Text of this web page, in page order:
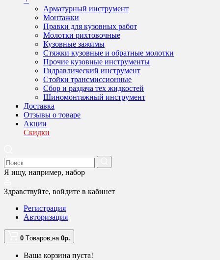
Арматурный инструмент
Монтажки
Правки для кузовных работ
Молотки рихтовочные
Кузовные зажимы
Стяжки кузовные и обратные молотки
Прочие кузовные инструменты
Гидравлический инструмент
Стойки трансмиссионные
Сбор и раздача тех жидкостей
Шиномонтажный инструмент
Доставка
Отзывы о товаре
Акции
Скидки
Я ищу, например, набор
Здравствуйте, войдите в кабинет
Регистрация
Авторизация
0 Tоваров,на 0р.
Ваша корзина пуста!